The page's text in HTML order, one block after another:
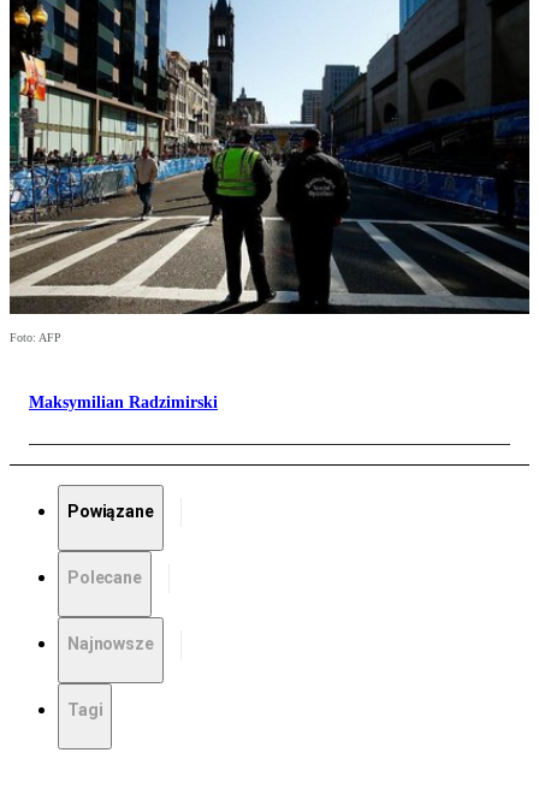
Foto: AFP
Maksymilian Radzimirski
Powiązane
Polecane
Najnowsze
Tagi